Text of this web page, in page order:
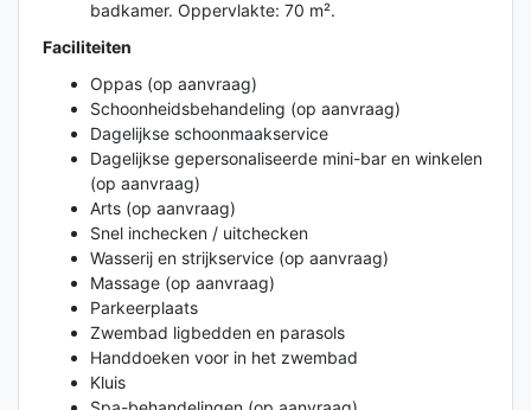
badkamer. Oppervlakte: 70 m².
Faciliteiten
Oppas (op aanvraag)
Schoonheidsbehandeling (op aanvraag)
Dagelijkse schoonmaakservice
Dagelijkse gepersonaliseerde mini-bar en winkelen
(op aanvraag)
Arts (op aanvraag)
Snel inchecken / uitchecken
Wasserij en strijkservice (op aanvraag)
Massage (op aanvraag)
Parkeerplaats
Zwembad ligbedden en parasols
Handdoeken voor in het zwembad
Kluis